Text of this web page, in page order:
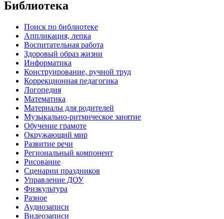
Библиотека
Поиск по библиотеке
Аппликация, лепка
Воспитательная работа
Здоровый образ жизни
Информатика
Конструирование, ручной труд
Коррекционная педагогика
Логопедия
Математика
Материалы для родителей
Музыкально-ритмическое занятие
Обучение грамоте
Окружающий мир
Развитие речи
Региональный компонент
Рисование
Сценарии праздников
Управление ДОУ
Физкультура
Разное
Аудиозаписи
Видеозаписи